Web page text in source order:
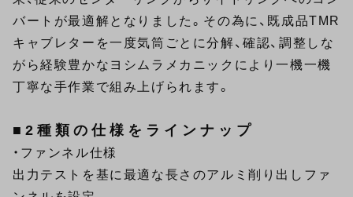
バートが最適解となりました。その為に、既成品TMR
キャブレターを一度気筒ごとに分解、確認、調整しな
がら経験豊かなヨシムラメカニックにより一機一機
丁寧な手作業で組み上げられます。
■2種類の仕様をラインナップ
・ファンネル仕様
出力テストを基に最適な長さのアルミ削り出しファ